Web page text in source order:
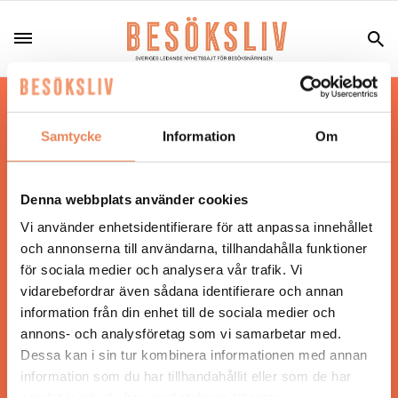
Samtycke Information Om
Denna webbplats använder cookies
Vi använder enhetsidentifierare för att anpassa innehållet
och annonserna till användarna, tillhandahålla funktioner
för sociala medier och analysera vår trafik. Vi
vidarebefordrar även sådana identifierare och annan
information från din enhet till de sociala medier och
annons- och analysföretag som vi samarbetar med.
Dessa kan i sin tur kombinera informationen med annan
information som du har tillhandahållit eller som de har
Hos oss läser du landets mest uppdaterade
nyheter och snackisar inom besöksnäringen.
Besöksliv i sin tryckta form är ett affärsmagasin
Tidningen ges ut avVisita
ANSVARIG UTGIVARE
Jonas Siljhammar
UPPHOVSRÄTT